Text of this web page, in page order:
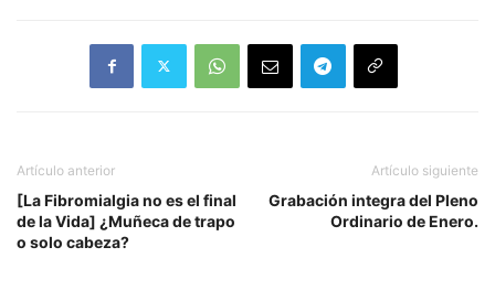
Artículo anterior
[La Fibromialgia no es el final
de la Vida] ¿Muñeca de trapo
o solo cabeza?
Artículo siguiente
Grabación integra del Pleno
Ordinario de Enero.